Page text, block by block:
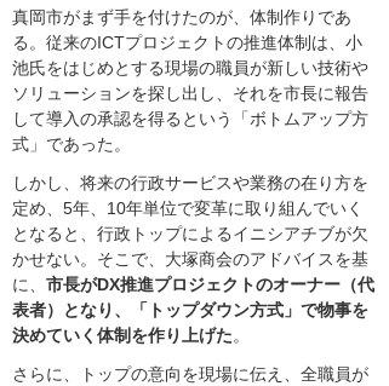
真岡市がまず手を付けたのが、体制作りであ
る。従来のICTプロジェクトの推進体制は、小
池氏をはじめとする現場の職員が新しい技術や
ソリューションを探し出し、それを市長に報告
して導入の承認を得るという「ボトムアップ方
式」であった。
しかし、将来の行政サービスや業務の在り方を
定め、5年、10年単位で変革に取り組んでいく
となると、行政トップによるイニシアチブが欠
かせない。そこで、大塚商会のアドバイスを基
に、 市長がDX推進プロジェクトのオーナー（代
表者）となり、「トップダウン方式」で物事を
決めていく体制を作り上げた。
さらに、トップの意向を現場に伝え、全職員が